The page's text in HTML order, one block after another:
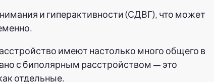
и гиперактивности (СДВГ), что может
имеют настолько много общего в
с биполярным расстройством — это
отдельные.